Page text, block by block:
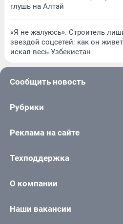
глушь на Алтай
«Я не жалуюсь». Строитель
звездой соцсетей: как он
искал весь Узбекистан
Сообщить новость
Рубрики
Реклама на сайте
Техподдержка
О компании
Наши вакансии